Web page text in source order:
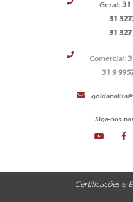
Geral:31
31
31
Comercial:
31 9
Siga-nos
Certificações e